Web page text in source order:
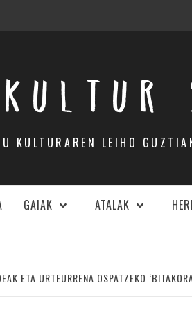
KULTUR
KULTURAREN LEIHO
GAIAK ATALAK
ETA URTEURRENA OSPATZEKO